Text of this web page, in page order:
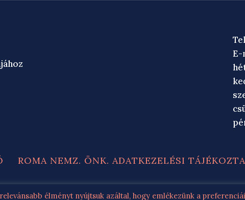
E-
ROMA NEMZ. ÖNK. ADATKEZELÉSI
OLDALA - AZ OLDAL TARTALMÁNAK MÁSOLÁSA
élményt nyújtsuk azáltal, hogy emlékezünk a